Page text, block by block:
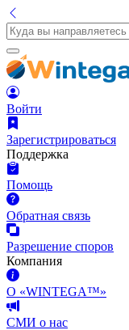
Войти
Зарегистрироваться
Поддержка
Помощь
Обратная связь
Разрешение споров
Компания
О «WINTEGA™»
СМИ о нас